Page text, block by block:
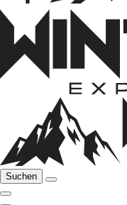
Suchen